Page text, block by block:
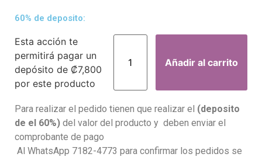
60% de deposito:
Esta acción te
permitirá pagar un
depósito de ₡7,800
por este producto
Añadir al carrito
Para realizar el pedido tienen que realizar el (deposito
de el 60%) del valor del producto y deben enviar el
comprobante de pago
Al WhatsApp 7182-4773 para confirmar los pedidos se